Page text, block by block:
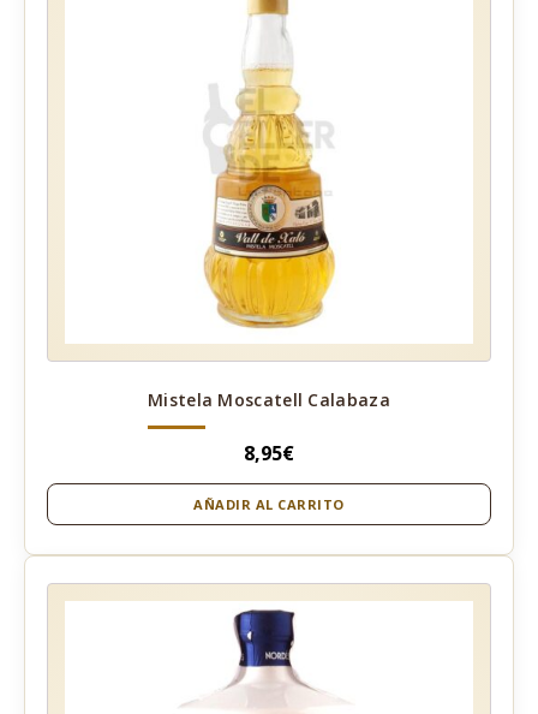
Mistela Moscatell Calabaza
8,95€
AÑADIR AL CARRITO